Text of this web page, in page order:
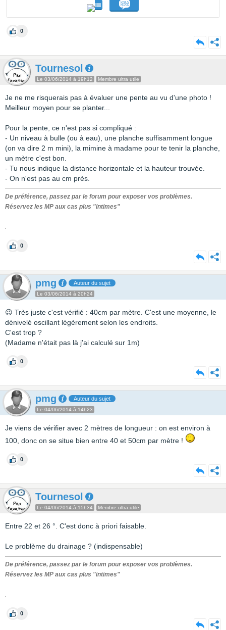
0
Tournesol
Le 03/06/2014 à 19h12 Membre ultra utile
Je ne me risquerais pas à évaluer une pente au vu d'une photo !
Meilleur moyen pour se planter...
Pour la pente, ce n'est pas si compliqué :
- Un niveau à bulle (ou à eau), une planche suffisamment longue
(on va dire 2 m mini), la mimine à madame pour te tenir la planche,
un mètre c'est bon.
- Tu nous indique la distance horizontale et la hauteur trouvée.
- On n'est pas au cm près.
De préférence, passez par le forum pour exposer vos problèmes.
Réservez les MP aux cas plus "intimes"
.
0
pmg Auteur du sujet
Le 03/06/2014 à 20h24
😉 Très juste c'est vérifié : 40cm par mètre. C'est une moyenne, le
dénivelé oscillant légèrement selon les endroits.
C'est trop ?
(Madame n'était pas là j'ai calculé sur 1m)
0
pmg Auteur du sujet
Le 04/06/2014 à 14h23
Je viens de vérifier avec 2 mètres de longueur : on est environ à
100, donc on se situe bien entre 40 et 50cm par mètre !
0
Tournesol
Le 04/06/2014 à 15h34 Membre ultra utile
Entre 22 et 26 °. C'est donc à priori faisable.
Le problème du drainage ? (indispensable)
De préférence, passez par le forum pour exposer vos problèmes.
Réservez les MP aux cas plus "intimes"
.
0